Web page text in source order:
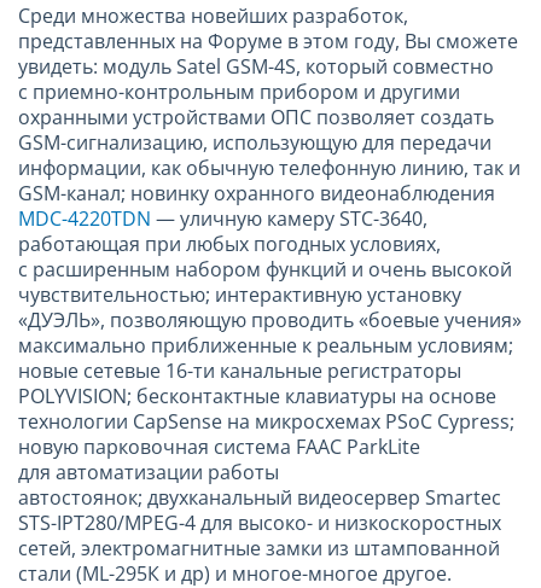
Среди множества новейших разработок,
представленных на Форуме в этом году, Вы сможете
увидеть: модуль Satel GSM-4S, который совместно
с приемно-контрольным прибором и другими
охранными устройствами ОПС позволяет создать
GSM-сигнализацию, использующую для передачи
информации, как обычную телефонную линию, так и
GSM-канал; новинку охранного видеонаблюдения
MDC-4220TDN — уличную камеру STC-3640,
работающая при любых погодных условиях,
с расширенным набором функций и очень высокой
чувствительностью; интерактивную установку
«ДУЭЛЬ», позволяющую проводить «боевые учения»
максимально приближенные к реальным условиям;
новые сетевые 16-ти канальные регистраторы
POLYVISION; бесконтактные клавиатуры на основе
технологии CapSense на микросхемах PSoC Cypress;
новую парковочная система FAAC ParkLite
для автоматизации работы
автостоянок; двухканальный видеосервер Smartec
STS-IPT280/MPEG-4 для высоко- и низкоскоростных
сетей, электромагнитные замки из штампованной
стали (ML-295К и др) и многое-многое другое.